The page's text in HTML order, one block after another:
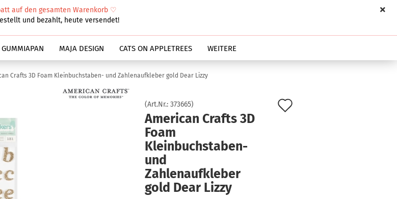
auf den gesamten Warenkorb ♡
und bezahlt, heute versendet!
GUMMIAPAN MAJA DESIGN CATS ON APPLETREES WEITERE
Crafts 3D Foam Kleinbuchstaben- und Zahlenaufkleber gold Dear Lizzy
(Art.Nr.: 373665)
American Crafts 3D
Foam
Kleinbuchstaben-
und
Zahlenaufkleber
gold Dear Lizzy